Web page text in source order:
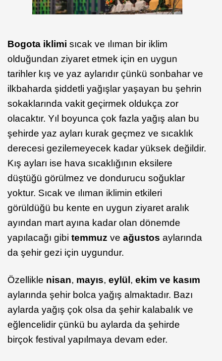
Bogota iklimi sıcak ve ılıman bir iklim
olduğundan ziyaret etmek için en uygun
tarihler kış ve yaz aylarıdır çünkü sonbahar ve
ilkbaharda şiddetli yağışlar yaşayan bu şehrin
sokaklarında vakit geçirmek oldukça zor
olacaktır. Yıl boyunca çok fazla yağış alan bu
şehirde yaz ayları kurak geçmez ve sıcaklık
derecesi gezilemeyecek kadar yüksek değildir.
Kış ayları ise hava sıcaklığının eksilere
düştüğü görülmez ve dondurucu soğuklar
yoktur. Sıcak ve ılıman iklimin etkileri
görüldüğü bu kente en uygun ziyaret aralık
ayından mart ayına kadar olan dönemde
yapılacağı gibi temmuz ve ağustos aylarında
da şehir gezi için uygundur.
Özellikle nisan, mayıs, eylül , ekim ve kasım
aylarında şehir bolca yağış almaktadır. Bazı
aylarda yağış çok olsa da şehir kalabalık ve
eğlencelidir çünkü bu aylarda da şehirde
birçok festival yapılmaya devam eder.